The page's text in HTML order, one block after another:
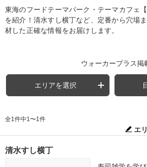
東海のフードテーマパーク・テーマカフェ
を紹介！清水すし横丁など、定番から穴場
材した正確な情報をお届けします。
ウォーカープラス掲
エリアを選択
全1件中1〜1件
エ
清水すし横丁